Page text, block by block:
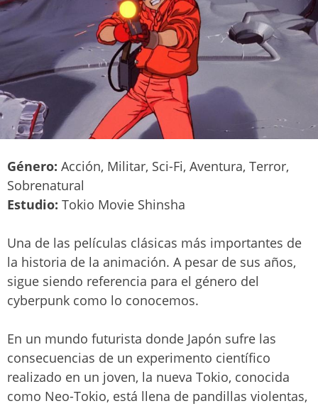
Género: Acción, Militar, Sci-Fi, Aventura, Terror,
Sobrenatural
Estudio: Tokio Movie Shinsha
Una de las películas clásicas más importantes de
la historia de la animación. A pesar de sus años,
sigue siendo referencia para el género del
cyberpunk como lo conocemos.
En un mundo futurista donde Japón sufre las
consecuencias de un experimento científico
realizado en un joven, la nueva Tokio, conocida
como Neo-Tokio, está llena de pandillas violentas,